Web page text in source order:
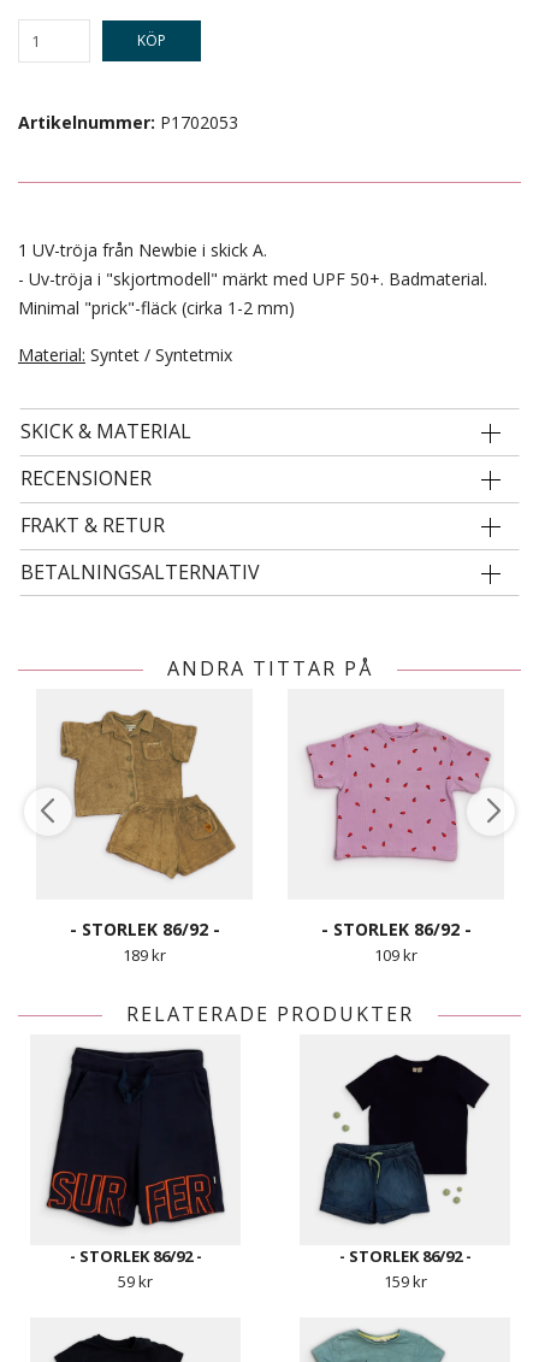
KÖP
Artikelnummer: P1702053
1 UV-tröja från Newbie i skick A.
- Uv-tröja i "skjortmodell" märkt med UPF 50+. Badmaterial.
Minimal "prick"-fläck (cirka 1-2 mm)
Material: Syntet / Syntetmix
SKICK & MATERIAL
RECENSIONER
FRAKT & RETUR
BETALNINGSALTERNATIV
ANDRA TITTAR PÅ
- STORLEK 86/92 -
189 kr
- STORLEK 86/92 -
109 kr
RELATERADE PRODUKTER
- STORLEK 86/92 -
59 kr
- STORLEK 86/92 -
159 kr